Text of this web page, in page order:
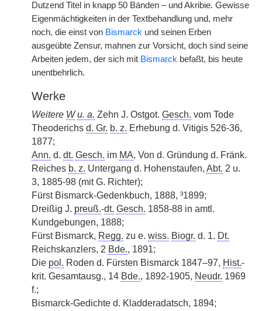
Dutzend Titel in knapp 50 Bänden – und Akribie. Gewisse
Eigenmächtigkeiten in der Textbehandlung und, mehr
noch, die einst von Bismarck und seinen Erben
ausgeübte Zensur, mahnen zur Vorsicht, doch sind seine
Arbeiten jedem, der sich mit Bismarck befaßt, bis heute
unentbehrlich.
Werke
Weitere W u. a. Zehn J. Ostgot. Gesch. vom Tode
Theoderichs d. Gr. b. z. Erhebung d. Vitigis 526-36,
1877;
Ann. d. dt. Gesch. im MA, Von d. Gründung d. Fränk.
Reiches b. z. Untergang d. Hohenstaufen, Abt. 2 u.
3, 1885-98 (mit G. Richter);
Fürst Bismarck-Gedenkbuch, 1888, ³1899;
Dreißig J. preuß.-dt. Gesch. 1858-88 in amtl.
Kundgebungen, 1888;
Fürst Bismarck, Regg. zu e. wiss. Biogr. d. 1. Dt.
Reichskanzlers, 2 Bde., 1891;
Die pol. Roden d. Fürsten Bismarck 1847–97, Hist.-
krit. Gesamtausg., 14 Bde., 1892-1905, Neudr. 1969
f.;
Bismarck-Gedichte d. Kladderadatsch, 1894;